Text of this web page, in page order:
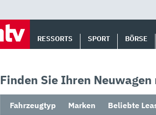
RESSORTS SPORT BÖRSE
Finden Sie Ihren
Fahrzeugtyp Marken Beliebte